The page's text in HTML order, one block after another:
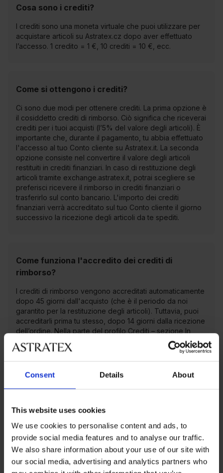
Consent Details About
This website uses cookies
We use cookies to personalise content and ads, to
provide social media features and to analyse our traffic.
We also share information about your use of our site with
our social media, advertising and analytics partners who
Cosa sono i crediti?
I crediti sono una moneta virtuale che puoi utilizzare per
acquistare articoli su Astratex.cz dopo aver effettuato
l’accesso. 1 credito = 1 €, 10 crediti = 10 €, ecc.
Come si ottengono i crediti?
Ci sono due modi per ottenere crediti. La prima opzione è
il cosiddetto crediti di rimborso. Ciò significa che riceverai
crediti per i tuoi acquisti (l’5% del valore degli articoli). È
importante che, durante il pagamento, tu abbia effettuato
l'accesso al tuo Conto cliente su Astratex.it. La seconda
opzione consiste nel convertire il valore degli articoli
restituiti in crediti finanziari. In caso di restituzione degli
articoli tramite exchange.astratex.it , potrai scegliere se
preferisci ricevere il rimborso in crediti finanziari o
trasferirlo sul conto bancario. L'importo dei crediti
finanziari verrà accreditato sul tuo Conto cliente il giorno
successivo la ricezione degli articoli da te spediti.
Come funziona l'accredito dei crediti di
rimborso?
I crediti di rimborso vengono accreditati automaticamente
dopo 45 giorni dall'acquisto (che è il periodo da noi
garantito per la restituzione degli articoli). Tuttavia, puoi
accreditarli prima tu stesso, dopo 14 giorni dalla ricezione
dell’ordine. Nella parte del profilo Crediti – sezione In
arrivo, scegli l'ordine che non vuoi più restituire o
cambiare e, nei dettagli dell’ordine, premi il tasto Voglio i
crediti di rimborso. Tuttavia, prima di effettuare questa
operazione, ti consigliamo di provare bene gli articoli, in
quanto l'accredito anticipato dei crediti di rimborso
comporterà la perdita della possibilità di restituire o
Non ho usato i crediti, eppure mi sono diminuiti
dall'ultimo accesso. Perché?